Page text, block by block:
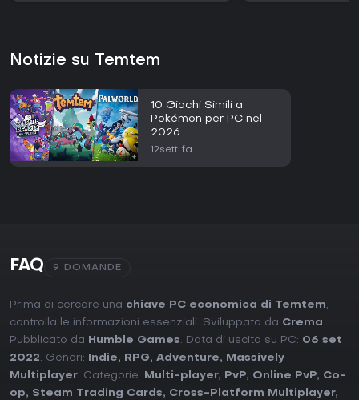
Notizie su Temtem
10 Giochi Simili a
Pokémon per PC nel
2026
12sett fa
FAQ 9 DOMANDE
Prima di cercare una chiave PC economica di Temtem,
controlla le informazioni essenziali. Sviluppato da Crema.
Pubblicato da
Humble Games. Data di uscita su PC: 06 set
2022. Generi: Indie, RPG, Adventure,
Massively
Multiplayer. Categorie: Multi-player, PvP, Online PvP, Co-
op, Steam Trading Cards, Cross-Platform Multiplayer,